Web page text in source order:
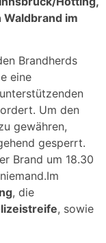
im
Brandherds
eine
Um den
gewähren,
gesperrt.
Brand um 18.30
, die
, sowie